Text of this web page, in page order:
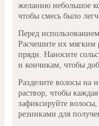
желанию небольшое
чтобы смесь было
Перед
Расчешите их мягким
пряди. Наносите
и кончикам, чтобы
Разделите волосы на
раствор, чтобы
зафиксируйте
резинками для